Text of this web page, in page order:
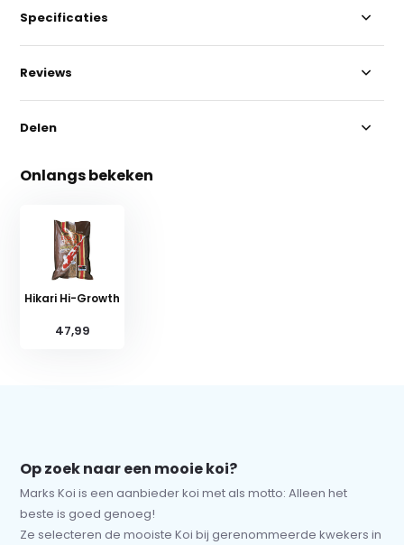
Specificaties
Reviews
Delen
Onlangs bekeken
Hikari Hi-Growth
47,99
Op zoek naar een mooie koi?
Marks Koi is een aanbieder koi met als motto: Alleen het
beste is goed genoeg!
Ze selecteren de mooiste Koi bij gerenommeerde kwekers in